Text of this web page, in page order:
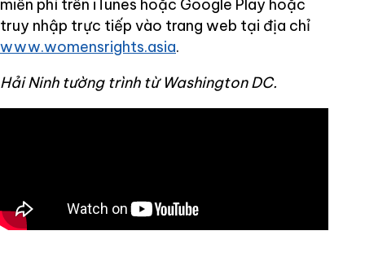
miễn phí trên iTunes hoặc Google Play hoặc
truy nhập trực tiếp vào trang web tại địa chỉ
www.womensrights.asia.
Hải Ninh tường trình từ Washington DC.